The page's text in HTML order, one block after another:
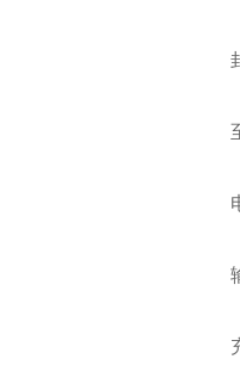
封
至
电
输
充